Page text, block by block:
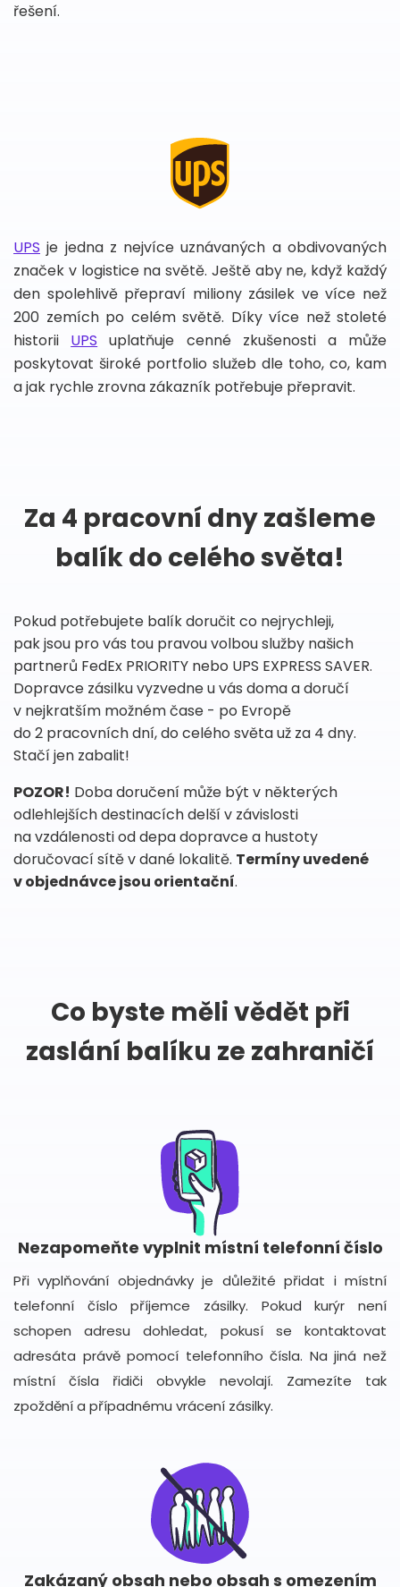
řešení.
UPS je jedna z nejvíce uznávaných a obdivovaných
značek v logistice na světě. Ještě aby ne, když každý
den spolehlivě přepraví miliony zásilek ve více než
200 zemích po celém světě. Díky více než stoleté
historii UPS uplatňuje cenné zkušenosti a může
poskytovat široké portfolio služeb dle toho, co, kam
a jak rychle zrovna zákazník potřebuje přepravit.
Za 4 pracovní dny zašleme
balík do celého světa!
Pokud potřebujete balík doručit co nejrychleji,
pak jsou pro vás tou pravou volbou služby našich
partnerů FedEx PRIORITY nebo UPS EXPRESS SAVER.
Dopravce zásilku vyzvedne u vás doma a doručí
v nejkratším možném čase - po Evropě
do 2 pracovních dní, do celého světa už za 4 dny.
Stačí jen zabalit!
POZOR! Doba doručení může být v některých
odlehlejších destinacích delší v závislosti
na vzdálenosti od depa dopravce a hustoty
doručovací sítě v dané lokalitě. Termíny uvedené
v objednávce jsou orientační.
Co byste měli vědět při
zaslání balíku ze zahraničí
Nezapomeňte vyplnit místní telefonní číslo
Při vyplňování objednávky je důležité přidat i místní
telefonní číslo příjemce zásilky. Pokud kurýr není
schopen adresu dohledat, pokusí se kontaktovat
adresáta právě pomocí telefonního čísla. Na jiná než
místní čísla řidiči obvykle nevolají. Zamezíte tak
zpoždění a případnému vrácení zásilky.
Zakázaný obsah nebo obsah s omezením